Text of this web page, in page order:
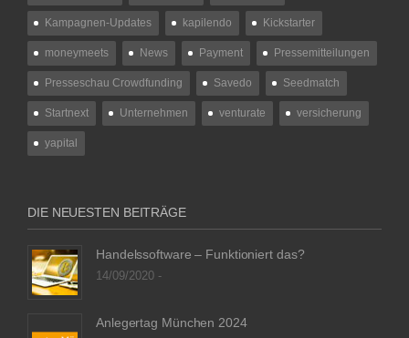
Kampagnen-Updates kapilendo Kickstarter
moneymeets News Payment Pressemitteilungen
Presseschau Crowdfunding Savedo Seedmatch
Startnext Unternehmen venturate versicherung
yapital
DIE NEUESTEN BEITRÄGE
Handelssoftware – Funktioniert das?
14/09/2020 -
Anlegertag München 2024